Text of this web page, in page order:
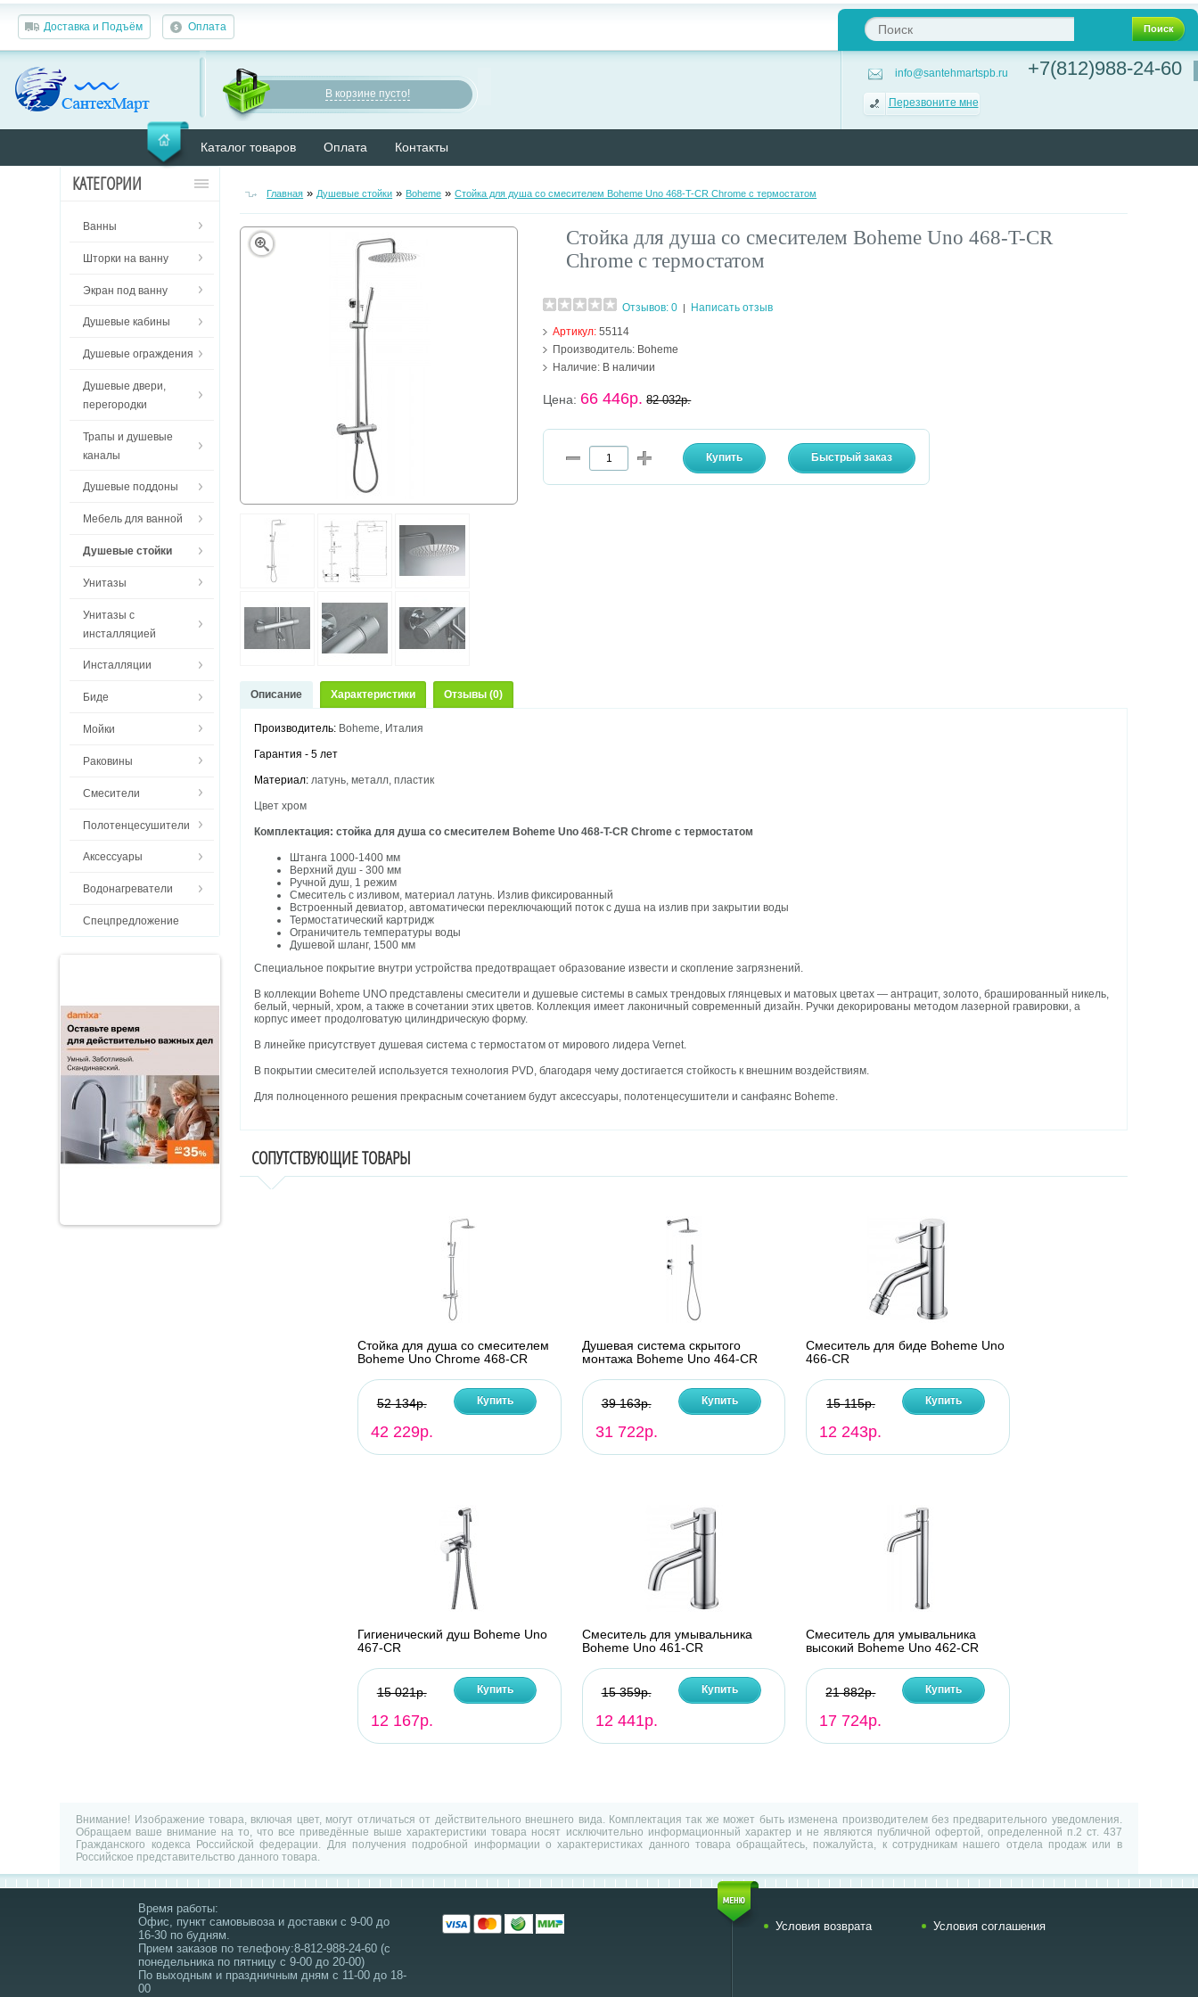
Доставка и Подъём Оплата Поиск
В корзине пусто!
info@santehmartspb.ru
Перезвоните мне
+7(812)988-24-60
Каталог товаров Оплата Контакты
КАТЕГОРИИ
Ванны
Шторки на ванну
Экран под ванну
Душевые кабины
Душевые ограждения
Душевые двери,
перегородки
Трапы и душевые
каналы
Душевые поддоны
Мебель для ванной
Душевые стойки
Унитазы
Унитазы с
инсталляцией
Инсталляции
Биде
Мойки
Раковины
Смесители
Полотенцесушители
Аксессуары
Водонагреватели
Спецпредложение
Главная »Душевые стойки » Boheme »Стойка для душа со смесителем Boheme Uno 468-T-CR Chrome с термостатом
Стойка для душа со смесителем Boheme Uno 468-T-CR
Chrome с термостатом
Отзывов: 0 |
Написать отзыв
Артикул:55114
Производитель: Boheme
Наличие: В наличии
Цена: 66 446р. 82 032р.
Описание Характеристики Отзывы (0)
Производитель: Boheme, Италия
Гарантия - 5 лет
Материал:латунь, металл, пластик
Цвет хром
Комплектация: стойка для душа со смесителем Boheme Uno 468-T-CR Chrome с термостатом
Штанга 1000-1400 мм
Верхний душ - 300 мм
Ручной душ, 1 режим
Смеситель с изливом, материал латунь. Излив фиксированный
Встроенный девиатор, автоматически переключающий поток с душа на излив при закрытии воды
Термостатический картридж
Ограничитель температуры воды
Душевой шланг, 1500 мм
Специальное покрытие внутри устройства предотвращает образование извести и скопление загрязнений.
В коллекции Boheme UNO представлены смесители и душевые системы в самых трендовых глянцевых и матовых цветах — антрацит, золото, брашированный никель,
белый, черный, хром, а также в сочетании этих цветов. Коллекция имеет лаконичный современный дизайн. Ручки декорированы методом лазерной гравировки, а
корпус имеет продолговатую цилиндрическую форму.
В линейке присутствует душевая система с термостатом от мирового лидера Vernet.
В покрытии смесителей используется технология PVD, благодаря чему достигается стойкость к внешним воздействиям.
Для полноценного решения прекрасным сочетанием будут аксессуары, полотенцесушители и санфаянс Boheme.
СОПУТСТВУЮЩИЕ ТОВАРЫ
Стойка для душа со смесителем
Boheme Uno Chrome 468-CR
52 134р.
42 229р.
Купить
Душевая система скрытого
монтажа Boheme Uno 464-CR
39 163р.
31 722р.
Купить
Смеситель для биде Boheme Uno
466-CR
15 115р.
12 243р.
Купить
Гигиенический душ Boheme Uno
467-CR
15 021р.
12 167р.
Купить
Смеситель для умывальника
Boheme Uno 461-CR
15 359р.
12 441р.
Купить
Смеситель для умывальника
высокий Boheme Uno 462-CR
21 882р.
17 724р.
Купить
Внимание! Изображение товара, включая цвет, могут отличаться от действительного внешнего вида. Комплектация так же может быть изменена производителем без предварительного уведомления.
Обращаем ваше внимание на то, что все приведённые выше характеристики товара носят исключительно информационный характер и не являются публичной офертой, определенной п.2 ст. 437
Гражданского кодекса Российской федерации. Для получения подробной информации о характеристиках данного товара обращайтесь, пожалуйста, к сотрудникам нашего отдела продаж или в
Российское представительство данного товара.
Время работы:
Офис, пункт самовывоза и доставки с 9-00 до
16-30 по будням.
Прием заказов по телефону:8-812-988-24-60 (с
понедельника по пятницу с 9-00 до 20-00)
По выходным и праздничным дням с 11-00 до 18-
00
Условия возврата Условия соглашения